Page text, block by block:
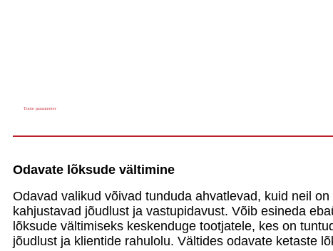
Toote parameeter
Odavate lõksude vältimine
Odavad valikud võivad tunduda ahvatlevad, kuid neil
kahjustavad jõudlust ja vastupidavust. Võib esineda
lõksude vältimiseks keskenduge tootjatele, kes on
jõudlust ja klientide rahulolu. Vältides odavate ketaste